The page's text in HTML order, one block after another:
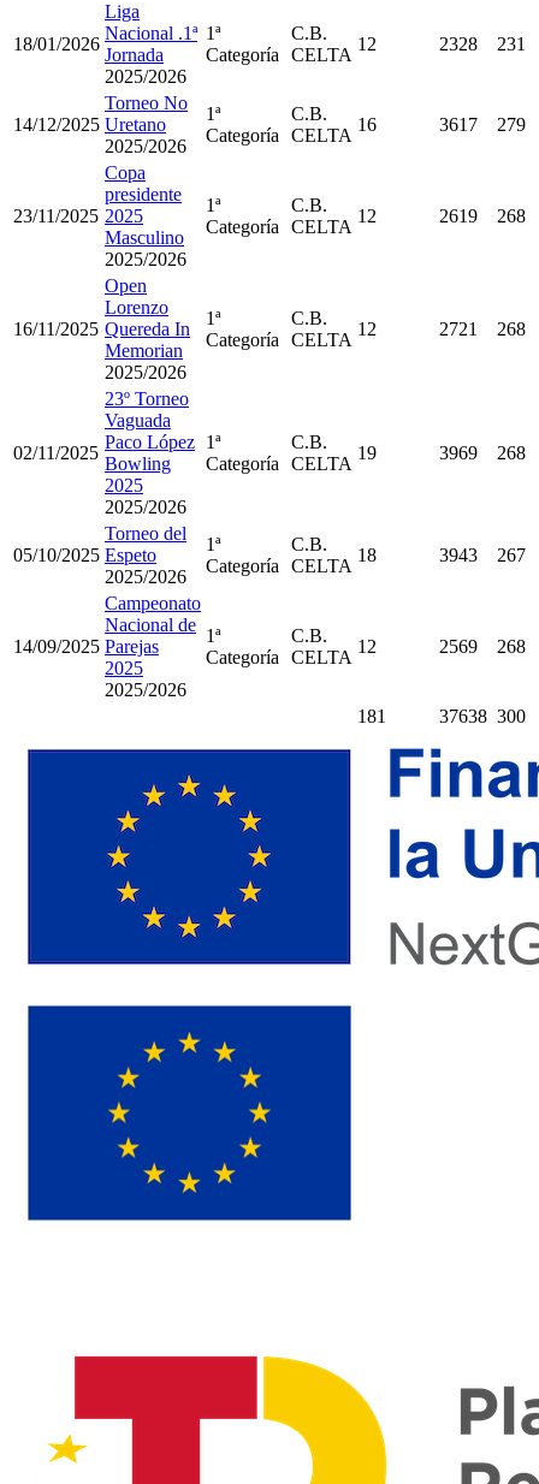
18/01/2026
Liga
Nacional .1ª
Jornada
2025/2026
1ª
Categoría
C.B.
CELTA
12 2328 231
14/12/2025
Torneo No
Uretano
2025/2026
1ª
Categoría
C.B.
CELTA
16 3617 279
23/11/2025
Copa
presidente
2025
Masculino
2025/2026
1ª
Categoría
C.B.
CELTA
12 2619 268
16/11/2025
Open
Lorenzo
Quereda In
Memorian
2025/2026
1ª
Categoría
C.B.
CELTA
12 2721 268
02/11/2025
23º Torneo
Vaguada
Paco López
Bowling
2025
2025/2026
1ª
Categoría
C.B.
CELTA
19 3969 268
05/10/2025
Torneo del
Espeto
2025/2026
1ª
Categoría
C.B.
CELTA
18 3943 267
14/09/2025
Campeonato
Nacional de
Parejas
2025
2025/2026
1ª
Categoría
C.B.
CELTA
12 2569 268
181 37638 300